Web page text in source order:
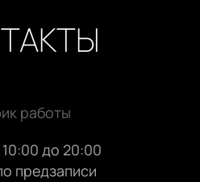
работы
до 20:00
предзаписи